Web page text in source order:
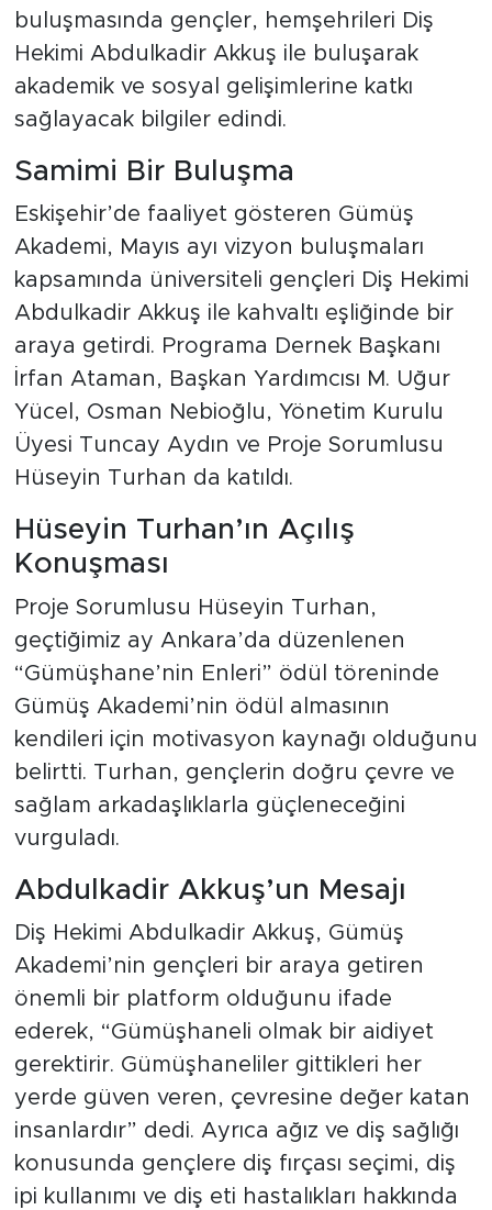
buluşmasında gençler, hemşehrileri Diş
Hekimi Abdulkadir Akkuş ile buluşarak
akademik ve sosyal gelişimlerine katkı
sağlayacak bilgiler edindi.
Samimi Bir Buluşma
Eskişehir’de faaliyet gösteren Gümüş
Akademi, Mayıs ayı vizyon buluşmaları
kapsamında üniversiteli gençleri Diş Hekimi
Abdulkadir Akkuş ile kahvaltı eşliğinde bir
araya getirdi. Programa Dernek Başkanı
İrfan Ataman, Başkan Yardımcısı M. Uğur
Yücel, Osman Nebioğlu, Yönetim Kurulu
Üyesi Tuncay Aydın ve Proje Sorumlusu
Hüseyin Turhan da katıldı.
Hüseyin Turhan’ın Açılış
Konuşması
Proje Sorumlusu Hüseyin Turhan,
geçtiğimiz ay Ankara’da düzenlenen
“Gümüşhane’nin Enleri” ödül töreninde
Gümüş Akademi’nin ödül almasının
kendileri için motivasyon kaynağı olduğunu
belirtti. Turhan, gençlerin doğru çevre ve
sağlam arkadaşlıklarla güçleneceğini
vurguladı.
Abdulkadir Akkuş’un Mesajı
Diş Hekimi Abdulkadir Akkuş, Gümüş
Akademi’nin gençleri bir araya getiren
önemli bir platform olduğunu ifade
ederek, “Gümüşhaneli olmak bir aidiyet
gerektirir. Gümüşhaneliler gittikleri her
yerde güven veren, çevresine değer katan
insanlardır” dedi. Ayrıca ağız ve diş sağlığı
konusunda gençlere diş fırçası seçimi, diş
ipi kullanımı ve diş eti hastalıkları hakkında